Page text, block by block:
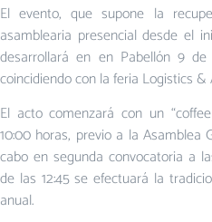
El evento, que supone la
asamblearia presencial desde el
desarrollará en en Pabellón 9 de
coincidiendo con la feria Logistics
El acto comenzará con un
10:00 horas, previo a la Asamblea
cabo en segunda convocatoria a
de las 12:45 se efectuará la
anual.